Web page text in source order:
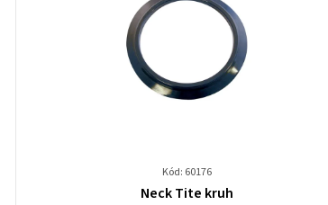
Kód: 60176
Průměrné
Neck Tite kruh